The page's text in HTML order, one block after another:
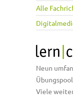
Alle
Neun
Viele